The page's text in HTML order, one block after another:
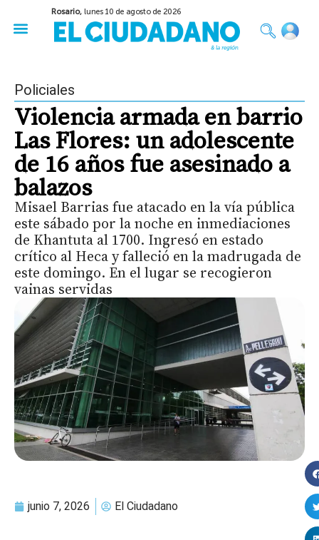
Rosario,lunes 10 de agosto de 2026
Policiales
Violencia armada en barrio
Las Flores: un adolescente
de 16 años fue asesinado a
balazos
Misael Barrias fue atacado en la vía pública
este sábado por la noche en inmediaciones
de Khantuta al 1700. Ingresó en estado
crítico al Heca y falleció en la madrugada de
este domingo. En el lugar se recogieron
vainas servidas
junio 7, 2026 El Ciudadano